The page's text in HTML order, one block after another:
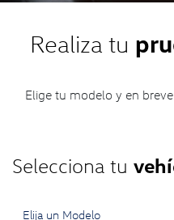
Realiza tu
Elige tu modelo y en
Selecciona tu